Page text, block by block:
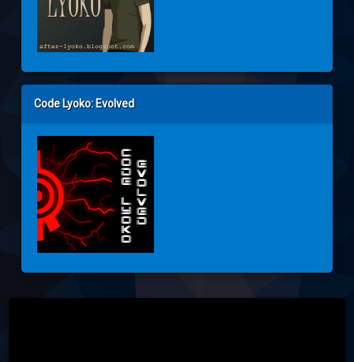
Code Lyoko: Evolved